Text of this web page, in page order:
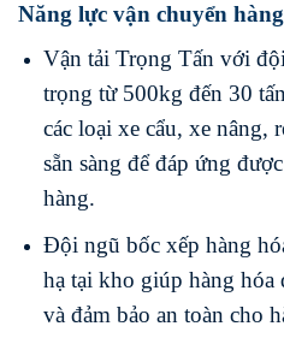
Năng lực vận chuyển
Vận tải Trọng Tấn với
trọng từ 500kg đến 30
các loại xe cẩu, xe nâng,
sẵn sàng để đáp ứng
hàng.
Đội ngũ bốc xếp hàng
hạ tại kho giúp hàng hóa
và đảm bảo an toàn cho